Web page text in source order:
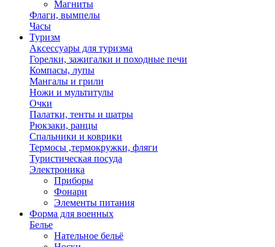
Магниты
Флаги, вымпелы
Часы
Туризм
Аксессуары для туризма
Горелки, зажигалки и походные печи
Компасы, лупы
Мангалы и грили
Ножи и мультитулы
Очки
Палатки, тенты и шатры
Рюкзаки, ранцы
Спальники и коврики
Термосы ,термокружки, фляги
Туристическая посуда
Электроника
Приборы
Фонари
Элементы питания
Форма для военных
Белье
Нательное бельё